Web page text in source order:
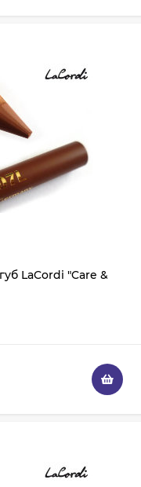
LaCordi "Care &